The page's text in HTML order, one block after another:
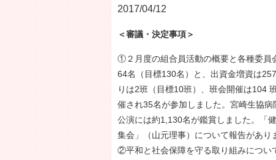
2017/04/12
＜審議・決定事項＞
①２月度の組合員活動の概要と各種委員
64名（目標130名）と、出資金増資は
りは2班（目標10班）、班会開催は104
催され35名が参加しました。宮崎生協
公演には約1,130名が鑑賞しました。「
集会」（山元理事）について報告があり
②平和と社会保障を守る取り組みについ